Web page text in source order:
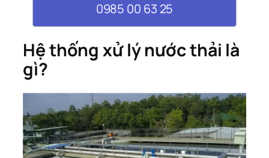
0985 00 63 25
Hệ thống xử lý nước thải là
gì?